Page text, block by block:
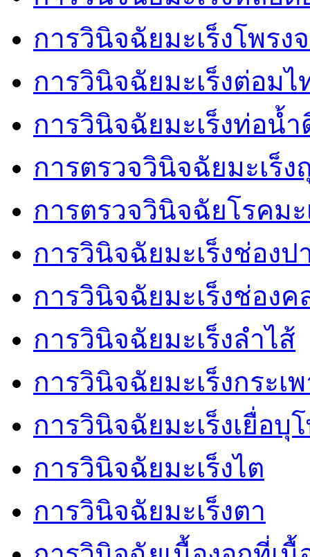
การวินิจฉัยมะเร็งโพรง
การวินิจฉัยมะเร็งต่อมไ
การวินิจฉัยมะเร็งท่อน้ำ
การตรวจวินิจฉัยมะเร็ง
การตรวจวินิจฉัยโรคม
การวินิจฉัยมะเร็งช่องป
การวินิจฉัยมะเร็งช่องค
การวินิจฉัยมะเร็งลำไส้
การวินิจฉัยมะเร็งกระเ
การวินิจฉัยมะเร็งเยื่อบุ
การวินิจฉัยมะเร็งไต
การวินิจฉัยมะเร็งตา